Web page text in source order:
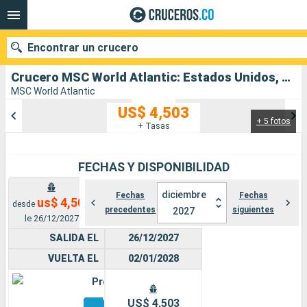
Crucero MSC World Atlantic: Estados Unidos, Bahamas, México salida desde Puerto Canaveral
MSC World Atlantic
+ 5 fotos
US$ 4,503
+ Tasas
FECHAS Y DISPONIBILIDAD
desde us$ 4,503
le 26/12/2027
Fechas
precedentes
diciembre
2027
Fechas
siguientes
SALIDA EL
VUELTA EL
Premium
Otros
26/12/2027
02/01/2028
US$ 4,503
Encontrar un crucero
Puertos Compañías
Buscar